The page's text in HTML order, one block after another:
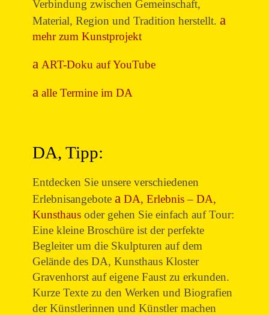
Verbindung zwischen Gemeinschaft,
Material, Region und Tradition herstellt.
mehr zum Kunstprojekt
ART-Doku auf YouTube
alle Termine im DA
DA, Tipp:
Entdecken Sie unsere verschiedenen
Erlebnisangebote
DA, Erlebnis – DA,
Kunsthausoder gehen Sie einfach auf Tour:
Eine kleine Broschüre ist der perfekte
Begleiter um die Skulpturen auf dem
Gelände des DA, Kunsthaus Kloster
Gravenhorst auf eigene Faust zu erkunden.
Kurze Texte zu den Werken und Biografien
der Künstlerinnen und Künstler machen